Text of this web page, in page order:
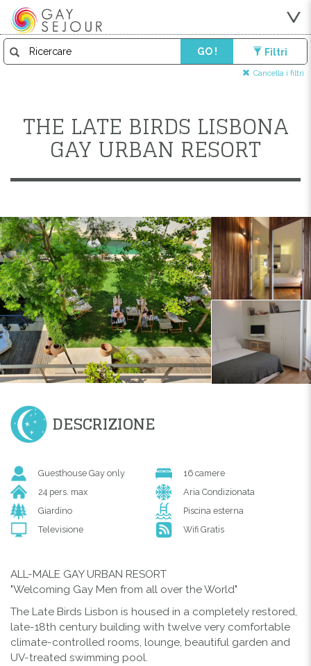
GO ! Filtri
Cancella i filtri
THE LATE BIRDS LISBONA
GAY URBAN RESORT
DESCRIZIONE
Guesthouse Gay only
16 camere
24 pers. max
Aria Condizionata
Giardino
Piscina esterna
Televisione
Wifi Gratis
ALL-MALE GAY URBAN RESORT
"Welcoming Gay Men from all over the World"
The Late Birds Lisbon is housed in a completely restored,
late-18th century building with twelve very comfortable
climate-controlled rooms, lounge, beautiful garden and
UV-treated swimming pool.